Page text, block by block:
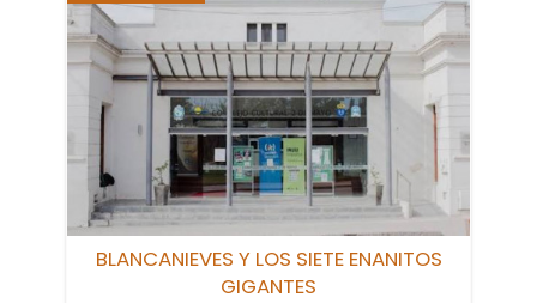
BLANCANIEVES Y LOS SIETE ENANITOS
GIGANTES